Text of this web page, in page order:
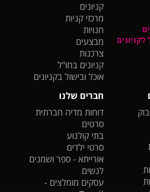
לקניונים
קניונים
מרכזי קניות
חנויות
מבצעים
צרכנות
קניונים בחו"ל
אוכל ובישול בקניונים
חברים שלנו
דוחות מדיה חברתית
סרטים
בתי קולנוע
סרטי ילדים
אורייתא - ספר ושמנים
לנשים
עסקים מומלצים -